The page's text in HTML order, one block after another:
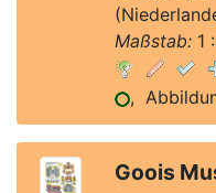
Maßstab:1
,
Goois